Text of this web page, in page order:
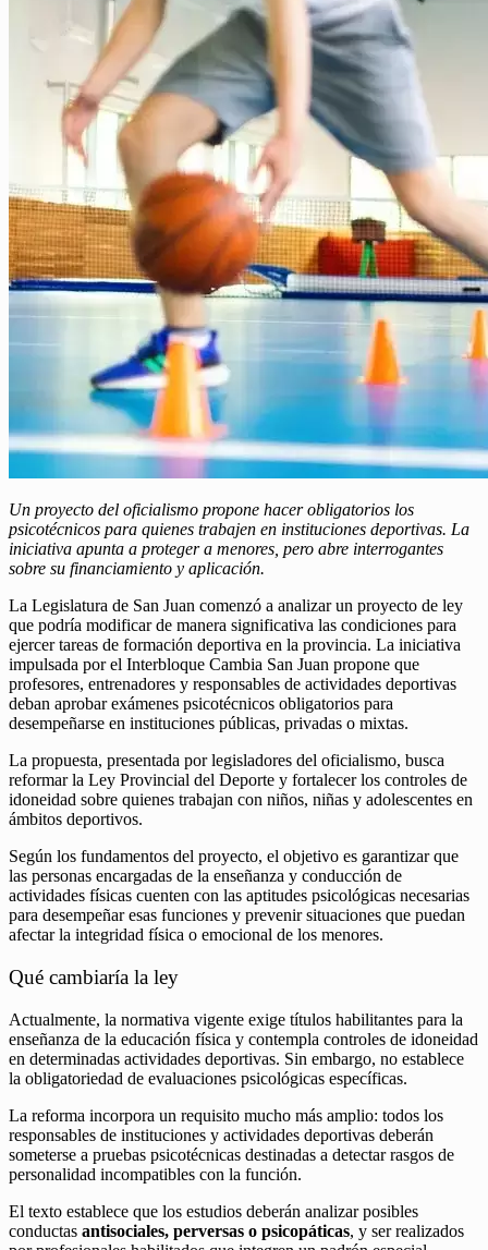
Un proyecto del oficialismo propone hacer obligatorios los
psicotécnicos para quienes trabajen en instituciones deportivas. La
iniciativa apunta a proteger a menores, pero abre interrogantes
sobre su financiamiento y aplicación.
La Legislatura de San Juan comenzó a analizar un proyecto de ley
que podría modificar de manera significativa las condiciones para
ejercer tareas de formación deportiva en la provincia. La iniciativa
impulsada por el Interbloque Cambia San Juan propone que
profesores, entrenadores y responsables de actividades deportivas
deban aprobar exámenes psicotécnicos obligatorios para
desempeñarse en instituciones públicas, privadas o mixtas.
La propuesta, presentada por legisladores del oficialismo, busca
reformar la Ley Provincial del Deporte y fortalecer los controles de
idoneidad sobre quienes trabajan con niños, niñas y adolescentes en
ámbitos deportivos.
Según los fundamentos del proyecto, el objetivo es garantizar que
las personas encargadas de la enseñanza y conducción de
actividades físicas cuenten con las aptitudes psicológicas necesarias
para desempeñar esas funciones y prevenir situaciones que puedan
afectar la integridad física o emocional de los menores.
Qué cambiaría la ley
Actualmente, la normativa vigente exige títulos habilitantes para la
enseñanza de la educación física y contempla controles de idoneidad
en determinadas actividades deportivas. Sin embargo, no establece
la obligatoriedad de evaluaciones psicológicas específicas.
La reforma incorpora un requisito mucho más amplio: todos los
responsables de instituciones y actividades deportivas deberán
someterse a pruebas psicotécnicas destinadas a detectar rasgos de
personalidad incompatibles con la función.
El texto establece que los estudios deberán analizar posibles
conductas antisociales, perversas o psicopáticas, y ser realizados